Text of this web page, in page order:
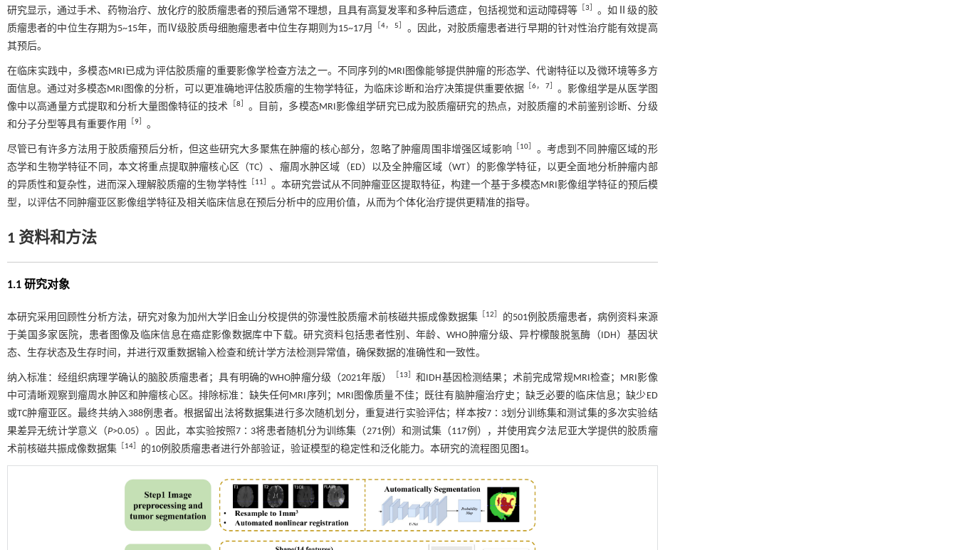
研究显示，通过手术、药物治疗、放化疗的胶质瘤患者的预后通常不理想，且具有高复发率和多种后遗症，包括视觉和运动障碍等 ［3
。如Ⅱ级的胶
质瘤患者的中位生存期为5~15年，而Ⅳ级胶质母细胞瘤患者中位生存期则为15~17月
［4，5
。因此，对胶质瘤患者进行早期的针对性治疗能有效提高
其预后。
在临床实践中，多模态MRI已成为评估胶质瘤的重要影像学检查方法之一。不同序列的MRI图像能够提供肿瘤的形态学、代谢特征以及微环境等多方
面信息。通过对多模态MRI图像的分析，可以更准确地评估胶质瘤的生物学特征，为临床诊断和治疗决策提供重要依据［6，7
。影像组学是从医学图
像中以高通量方式提取和分析大量图像特征的技术
8
。目前，多模态MRI影像组学研究已成为胶质瘤研究的热点，对胶质瘤的术前鉴别诊断、分级
和分子分型等具有重要作用
9 。
尽管已有许多方法用于胶质瘤预后分析，但这些研究大多聚焦在肿瘤的核心部分，忽略了肿瘤周围非增强区域影响 10
。考虑到不同肿瘤区域的形
态学和生物学特征不同，本文将重点提取肿瘤核心区（TC）、瘤周水肿区域（ED）以及全肿瘤区域（WT）的影像学特征，以更全面地分析肿瘤内部
的异质性和复杂性，进而深入理解胶质瘤的生物学特性
11
。本研究尝试从不同肿瘤亚区提取特征，构建一个基于多模态MRI影像组学特征的预后模
型，以评估不同肿瘤亚区影像组学特征及相关临床信息在预后分析中的应用价值，从而为个体化治疗提供更精准的指导。
1 资料和方法
1.1 研究对象
本研究采用回顾性分析方法，研究对象为加州大学旧金山分校提供的弥漫性胶质瘤术前核磁共振成像数据集 12
的501例胶质瘤患者，病例资料来源
于美国多家医院，患者图像及临床信息在癌症影像数据库中下载。研究资料包括患者性别、年龄、WHO肿瘤分级、异柠檬酸脱氢酶（IDH）基因状
态、生存状态及生存时间，并进行双重数据输入检查和统计学方法检测异常值，确保数据的准确性和一致性。
纳入标准：经组织病理学确认的脑胶质瘤患者；具有明确的WHO肿瘤分级（2021年版） 13 ］和IDH基因检测结果；术前完成常规MRI检查；MRI影像
中可清晰观察到瘤周水肿区和肿瘤核心区。排除标准：缺失任何MRI序列；MRI图像质量不佳；既往有脑肿瘤治疗史；缺乏必要的临床信息；缺少ED
或TC肿瘤亚区。最终共纳入388例患者。根据留出法将数据集进行多次随机划分，重复进行实验评估；样本按7∶3划分训练集和测试集的多次实验结
果差异无统计学意义（P>0.05）。因此，本实验按照7∶3将患者随机分为训练集（271例）和测试集（117例），并使用宾夕法尼亚大学提供的胶质瘤
术前核磁共振成像数据集
14 的10例胶质瘤患者进行外部验证，验证模型的稳定性和泛化能力。本研究的流程图见图1。